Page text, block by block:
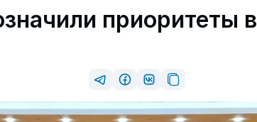
приоритеты в